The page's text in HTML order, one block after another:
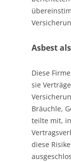
Asbest
Diese
sie
Bräuchle,
teilte mit,
diese